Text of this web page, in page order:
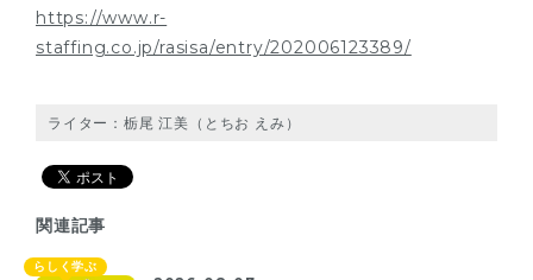
https://www.r-
staffing.co.jp/rasisa/entry/202006123389/
ライター：栃尾 江美（とちお えみ）
関連記事
らしく学ぶ